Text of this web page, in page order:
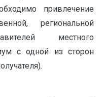
привлечение
региональной
местного
с одной из сторон